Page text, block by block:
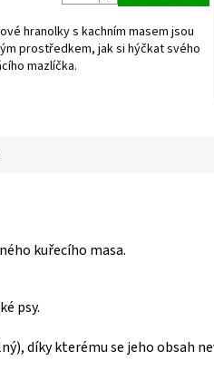
hranolky s kachním masem jsou
prostředkem, jak si hýčkat svého
mazlíčka.
kuřecího masa.
psy.
díky kterému se jeho obsah